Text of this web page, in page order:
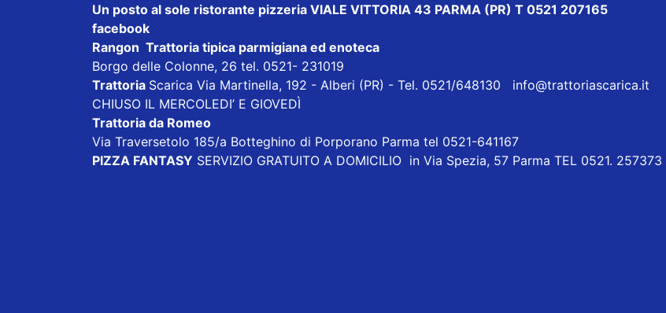
Un posto al sole ristorante pizzeria VIALE VITTORIA 43 PARMA (PR) T 0521 207165
facebook
Rangon Trattoria tipica parmigiana ed enoteca
Borgo delle Colonne, 26 tel. 0521- 231019
Trattoria Scarica Via Martinella, 192 - Alberi (PR) - Tel. 0521/648130 info@trattoriascarica.it
CHIUSO IL MERCOLEDI’ E GIOVEDÌ
Trattoria da Romeo
Via Traversetolo 185/a Botteghino di Porporano Parma tel 0521-641167
PIZZA FANTASY SERVIZIO GRATUITO A DOMICILIO in Via Spezia, 57 Parma TEL 0521. 257373